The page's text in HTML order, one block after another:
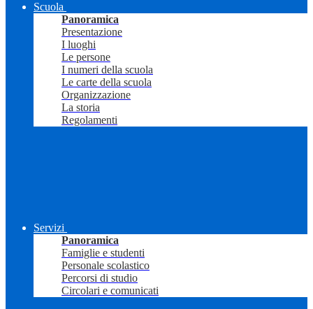
Scuola
Panoramica
Presentazione
I luoghi
Le persone
I numeri della scuola
Le carte della scuola
Organizzazione
La storia
Regolamenti
Servizi
Panoramica
Famiglie e studenti
Personale scolastico
Percorsi di studio
Circolari e comunicati